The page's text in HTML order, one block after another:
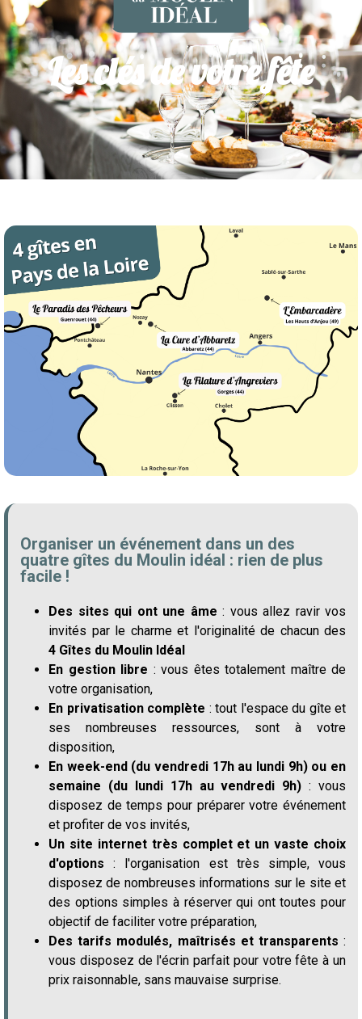
Les clés de votre fête
Organiser un événement dans un des
quatre gîtes du Moulin idéal : rien de plus
facile !
Des sites qui ont une âme : vous allez ravir vos
invités par le charme et l'originalité de chacun des
4 Gîtes du Moulin Idéal
En gestion libre : vous êtes totalement maître de
votre organisation,
En privatisation complète : tout l'espace du gîte et
ses nombreuses ressources, sont à votre
disposition,
En week-end (du vendredi 17h au lundi 9h) ou en
semaine (du lundi 17h au vendredi 9h) : vous
disposez de temps pour préparer votre événement
et profiter de vos invités,
Un site internet très complet et un vaste choix
d'options: l'organisation est très simple, vous
disposez de nombreuses informations sur le site et
des options simples à réserver qui ont toutes pour
objectif de faciliter votre préparation,
Des tarifs modulés, maîtrisés et transparents :
vous disposez de l'écrin parfait pour votre fête à un
prix raisonnable, sans mauvaise surprise.